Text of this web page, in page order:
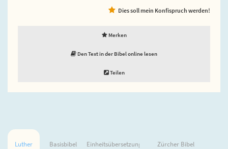
Dies soll mein Konfispruch werden!
Merken
Den Text in der Bibel online lesen
Teilen
Luther Basisbibel Einheitsübersetzung Zürcher Bibel